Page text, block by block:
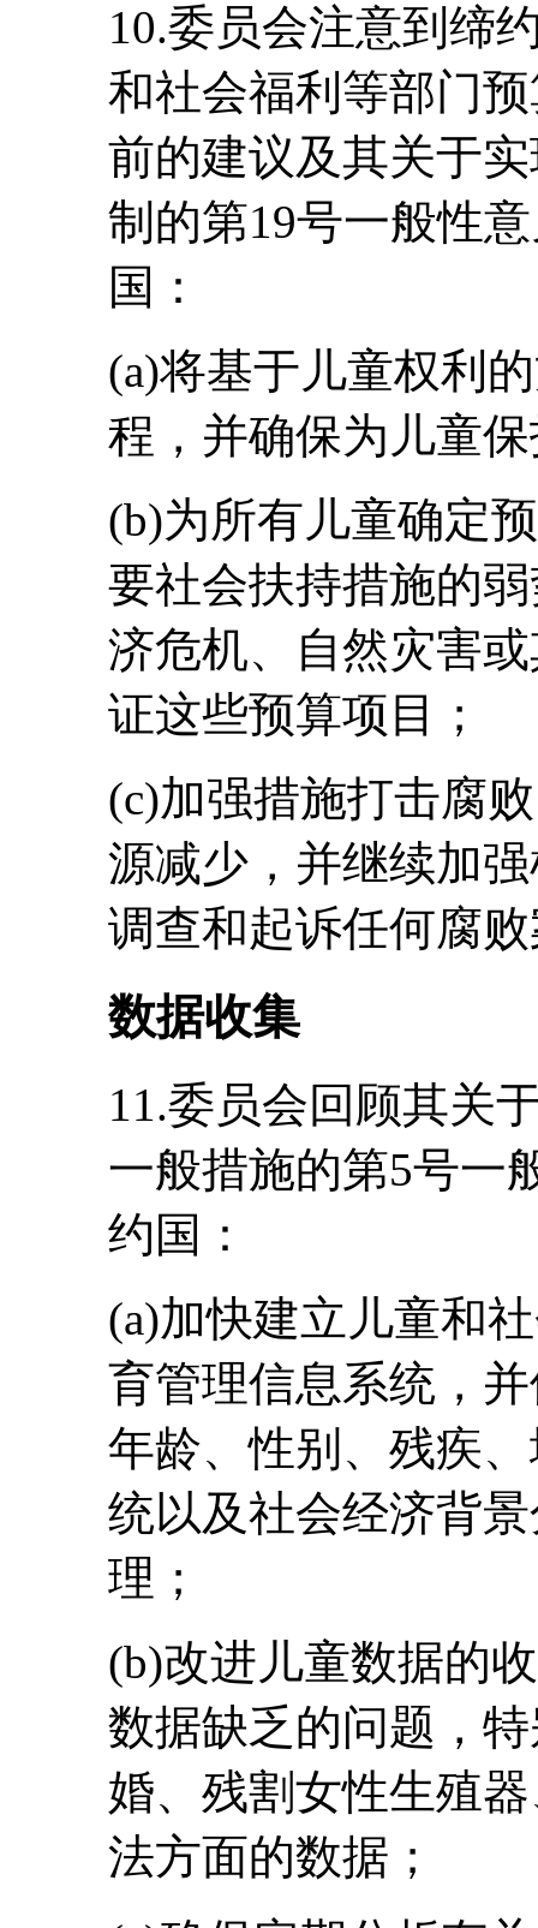
10.委员会注意到缔
和社会福利等部门
前的建议及其关于
制的第19号一般性
国：
(a)将基于儿童权利
程，并确保为儿童
(b)为所有儿童确定
要社会扶持措施的
济危机、自然灾害
证这些预算项目；
(c)加强措施打击腐
源减少，并继续加
调查和起诉任何腐
数据收集
11.委员会回顾其关
一般措施的第5号一
约国：
(a)加快建立儿童和
育管理信息系统，
年龄、性别、残疾
统以及社会经济背
理；
(b)改进儿童数据的
数据缺乏的问题，
婚、残割女性生殖
法方面的数据；